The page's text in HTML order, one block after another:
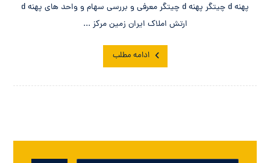
پهنه d چیتگر پهنه d چیتگر معرفی و بررسی سهام و واحد های پهنه d
ارتش املاک ایران زمین مرکز ...
ادامه مطلب